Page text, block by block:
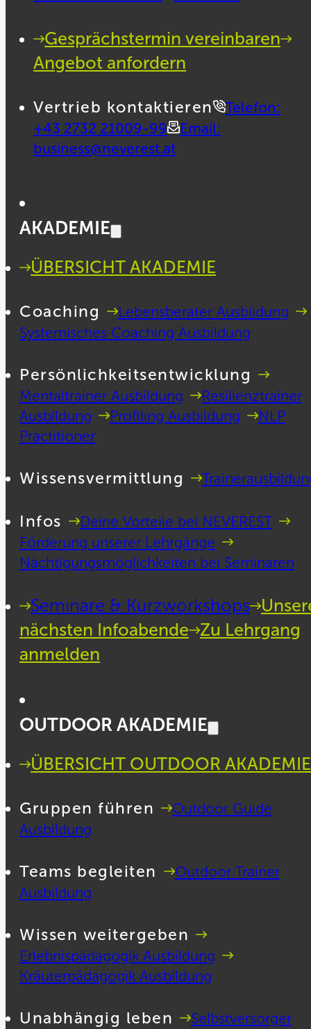
Gesprächstermin vereinbaren
Angebot anfordern
Vertrieb kontaktieren
Telefon:
+43 2732 21009-99
Email:
business@neverest.at
AKADEMIE
ÜBERSICHT AKADEMIE
Coaching
Lebensberater Ausbildung
Systemisches Coaching Ausbildung
Persönlichkeitsentwicklung
Mentaltrainer Ausbildung
Resilienztrainer
Ausbildung
Profiling Ausbildung
NLP
Practitioner
Wissensvermittlung
Infos
Deine Vorteile bei NEVEREST
Förderung unserer Lehrgänge
Nächtigungsmöglichkeiten bei Seminaren
Seminare & Kurzworkshops
nächsten Infoabende Zu Lehrgang
anmelden
OUTDOOR AKADEMIE
ÜBERSICHT OUTDOOR AKADEMIE
Gruppen führen
Outdoor Guide
Ausbildung
Teams begleiten
Outdoor Trainer
Ausbildung
Wissen weitergeben
Erlebnispädagogik Ausbildung
Kräuterpädagogik Ausbildung
Unabhängig leben
Selbstversorger